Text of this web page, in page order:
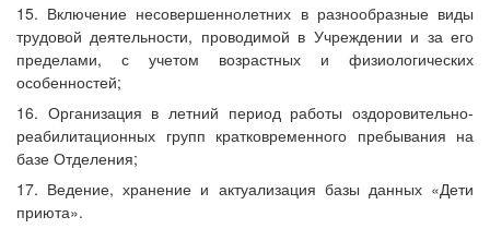
15. Включение несовершеннолетних в разнообразные виды
трудовой деятельности, проводимой в Учреждении и за его
пределами, с учетом возрастных и физиологических
особенностей;
16. Организация в летний период работы оздоровительно-
реабилитационных групп кратковременного пребывания на
базе Отделения;
17. Ведение, хранение и актуализация базы данных «Дети
приюта».